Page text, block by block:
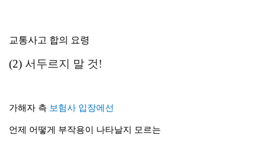
교통사고 합의 요령
(2) 서두르지 말 것!
가해자 측 보험사 입장에선
언제 어떻게 부작용이 나타날지 모르는